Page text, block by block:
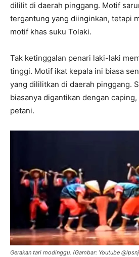
dililit di daerah pinggang. Motif
tergantung yang diinginkan, tetapi
motif khas suku Tolaki.
Tak ketinggalan penari laki-laki
tinggi. Motif ikat kepala ini biasa
yang dililitkan di daerah pinggang.
biasanya digantikan dengan
petani.
Gerakan tari modinggu. (Gambar: Youtube